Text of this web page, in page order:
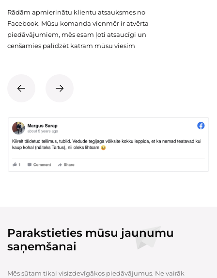
Rādām apmierinātu klientu atsauksmes no
Facebook. Mūsu komanda vienmēr ir atvērta
piedāvājumiem, mēs esam ļoti atsaucīgi un
cenšamies palīdzēt katram mūsu viesim
Parakstieties mūsu jaunumu
saņemšanai
Mēs sūtam tikai visizdevīgākos piedāvājumus. Ne vairāk